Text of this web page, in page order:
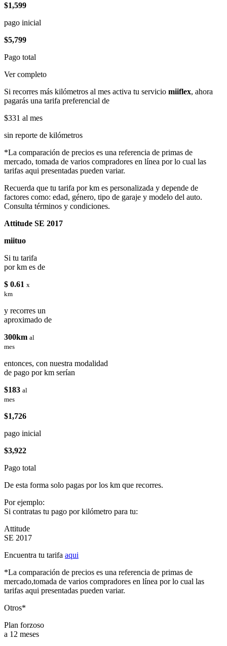
$1,599
pago inicial
$5,799
Pago total
Ver completo
Si recorres más kilómetros al mes activa tu servicio miiflex, ahora
pagarás una tarifa preferencial de
$331 al mes
sin reporte de kilómetros
*La comparación de precios es una referencia de primas de
mercado, tomada de varios compradores en línea por lo cual las
tarifas aqui presentadas pueden variar.
Recuerda que tu tarifa por km es personalizada y depende de
factores como: edad, género, tipo de garaje y modelo del auto.
Consulta términos y condiciones.
Attitude SE 2017
miituo
Si tu tarifa
por km es de
$ 0.61 x
km
y recorres un
aproximado de
300km al
mes
entonces, con nuestra modalidad
de pago por km serían
$183 al
mes
$1,726
pago inicial
$3,922
Pago total
De esta forma solo pagas por los km que recorres.
Por ejemplo:
Si contratas tu pago por kilómetro para tu:
Attitude
SE 2017
Encuentra tu tarifa aqui
*La comparación de precios es una referencia de primas de
mercado,tomada de varios compradores en línea por lo cual las
tarifas aqui presentadas pueden variar.
Otros*
Plan forzoso
a 12 meses